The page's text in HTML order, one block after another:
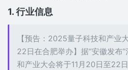
1. 行业信息
【预告：2025量子科技和产业
22日在合肥举办】据“安徽发布
和产业大会将于11月20日至22